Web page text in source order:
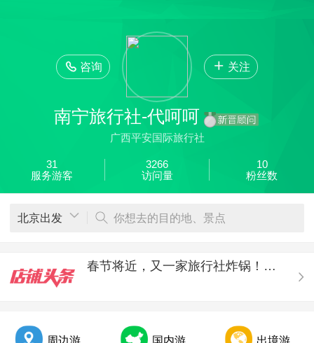
咨询 关注
南宁旅行社-代呵呵
广西平安国际旅行社
31
服务游客
3266
访问量
10
粉丝数
北京出发 你想去的目的地、景点
周边游 国内游 出境游